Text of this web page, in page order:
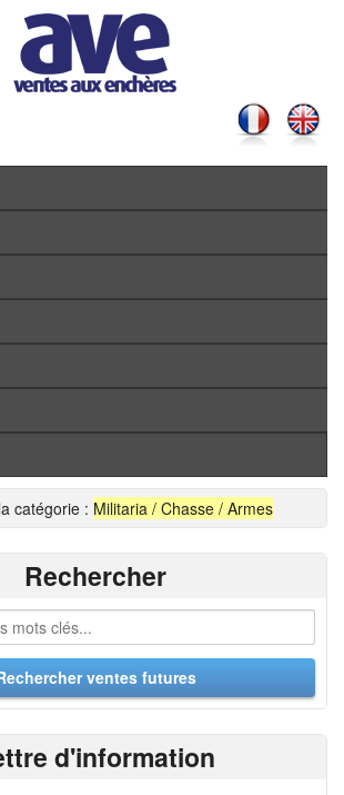
catégorie : Militaria / Chasse / Armes
Rechercher
d'information